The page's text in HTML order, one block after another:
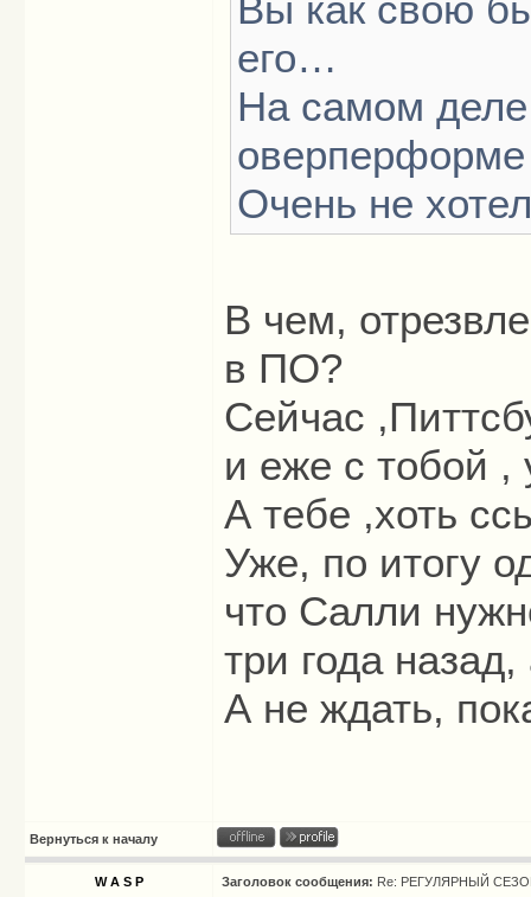
его…
На самом
оверперформе
Очень не
В чем,
в ПО?
Сейчас
и еже с тобой ,
А тебе ,хоть
Уже, по итогу
что Салли
три года
А не ждать,
Вернуться к началу
W A S P Заголовок сообщения: Re: РЕГУЛЯРНЫЙ